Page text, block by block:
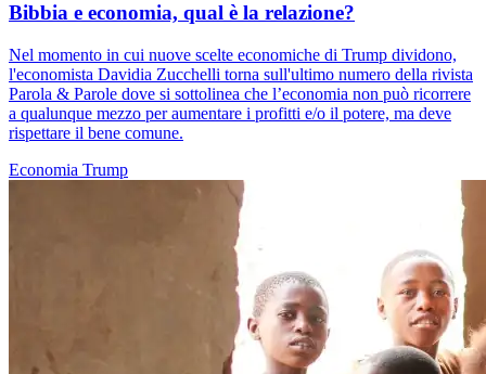
Bibbia e economia, qual è la relazione?
Nel momento in cui nuove scelte economiche di Trump dividono,
l'economista Davidia Zucchelli torna sull'ultimo numero della rivista
Parola & Parole dove si sottolinea che l’economia non può ricorrere
a qualunque mezzo per aumentare i profitti e/o il potere, ma deve
rispettare il bene comune.
Economia Trump